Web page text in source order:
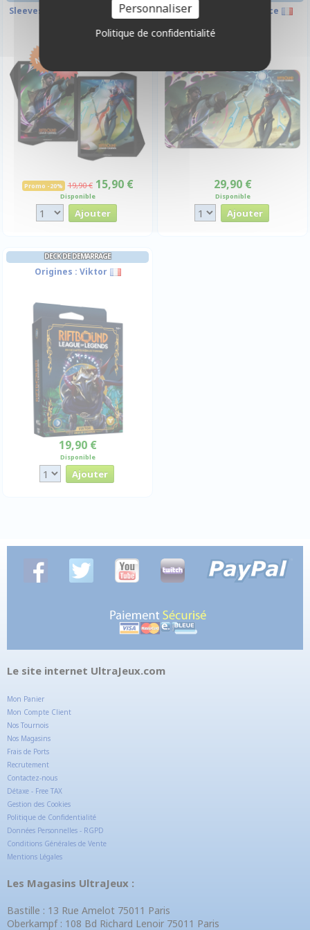
Sleeves Viktor & Jayce - Par 100
Promo -20% 19,90 € 15,90 €
Disponible
Playmat : Viktor & Jayce
29,90 €
Disponible
DECK DE DEMARRAGE
Origines : Viktor
19,90 €
Disponible
Le site internet UltraJeux.com
Mon Panier
Mon Compte Client
Nos Tournois
Nos Magasins
Frais de Ports
Recrutement
Contactez-nous
Détaxe - Free TAX
Gestion des Cookies
Politique de Confidentialité
Données Personnelles - RGPD
Conditions Générales de Vente
Mentions Légales
Les Magasins UltraJeux :
Bastille : 13 Rue Amelot 75011 Paris
Oberkampf : 108 Bd Richard Lenoir 75011 Paris
Personnaliser
Politique de confidentialité